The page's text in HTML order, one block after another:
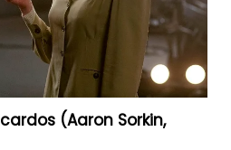
(Aaron Sorkin,